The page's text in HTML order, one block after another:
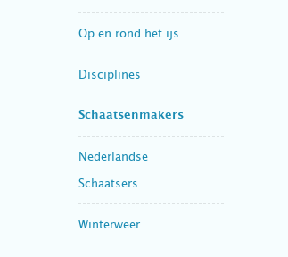
Op en rond het ijs
Disciplines
Schaatsenmakers
Nederlandse
Schaatsers
Winterweer